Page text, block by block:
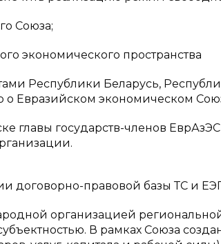
Союза;
экономического пространства
Республики Беларусь,
Евразийском экономическом
главы государств-членов
договорно-правовой базы ТС и
организацией
В рамках Союза